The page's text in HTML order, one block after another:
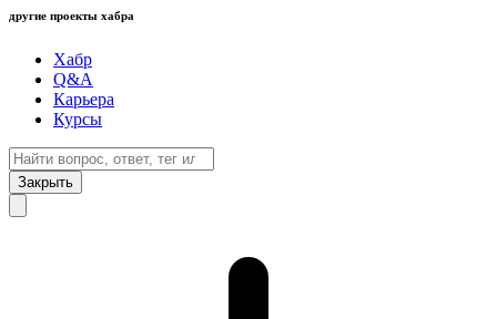
другие проекты хабра
Хабр
Q&A
Карьера
Курсы
Закрыть